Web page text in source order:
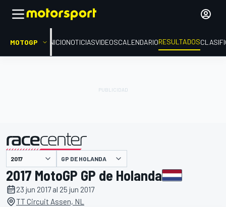
MOTOGP INICIONOTICIASVIDEOSCALENDARIORESULTADOS
presentado por GP DE HOLANDA
2017 MotoGP GP de Holanda
23 jun 2017 al 25 jun 2017
TT Circuit Assen, NL